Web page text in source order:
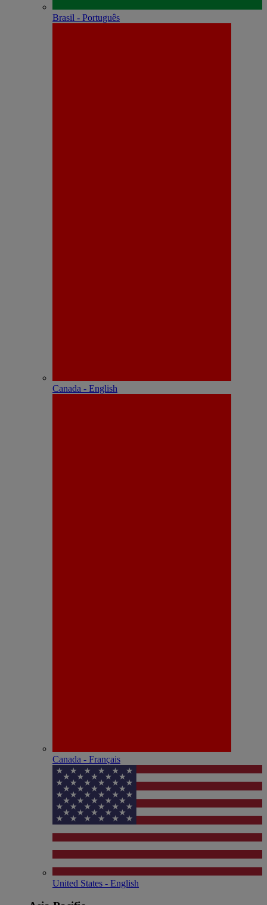
Brasil - Português
Canada - English
Canada - Français
United States - English